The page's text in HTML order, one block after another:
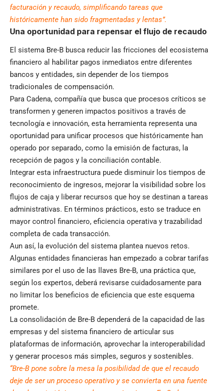
facturación y recaudo, simplificando tareas que
históricamente han sido fragmentadas y lentas”.
Una oportunidad para repensar el flujo de recaudo
El sistema Bre-B busca reducir las fricciones del ecosistema
financiero al habilitar pagos inmediatos entre diferentes
bancos y entidades, sin depender de los tiempos
tradicionales de compensación.
Para Cadena, compañía que busca que procesos críticos se
transformen y generen impactos positivos a través de
tecnología e innovación, esta herramienta representa una
oportunidad para unificar procesos que históricamente han
operado por separado, como la emisión de facturas, la
recepción de pagos y la conciliación contable.
Integrar esta infraestructura puede disminuir los tiempos de
reconocimiento de ingresos, mejorar la visibilidad sobre los
flujos de caja y liberar recursos que hoy se destinan a tareas
administrativas. En términos prácticos, esto se traduce en
mayor control financiero, eficiencia operativa y trazabilidad
completa de cada transacción.
Aun así, la evolución del sistema plantea nuevos retos.
Algunas entidades financieras han empezado a cobrar tarifas
similares por el uso de las llaves Bre-B, una práctica que,
según los expertos, deberá revisarse cuidadosamente para
no limitar los beneficios de eficiencia que este esquema
promete.
La consolidación de Bre-B dependerá de la capacidad de las
empresas y del sistema financiero de articular sus
plataformas de información, aprovechar la interoperabilidad
y generar procesos más simples, seguros y sostenibles.
“Bre-B pone sobre la mesa la posibilidad de que el recaudo
deje de ser un proceso operativo y se convierta en una fuente